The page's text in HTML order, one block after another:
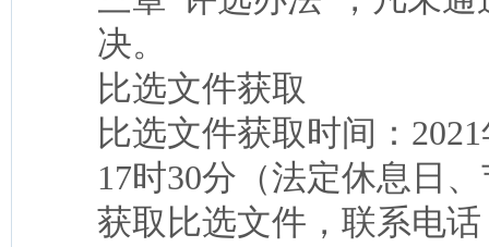
决。
比选文件获取
比选文件获取时间：
17时30分（法定休息日
获取比选文件，联系电话